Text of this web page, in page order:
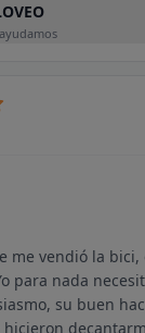
me vendió la bici,
para nada
su buen
hicieron